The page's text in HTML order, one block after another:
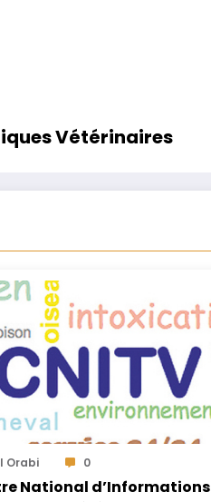
Vétérinaires
Orabi 0
National d’Informations